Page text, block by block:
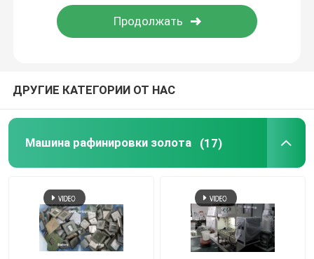
печь нержавеющей стали плавя
ДРУГИЕ КАТЕГОРИИ ОТ НАС
Машина рафинировки золота (17)